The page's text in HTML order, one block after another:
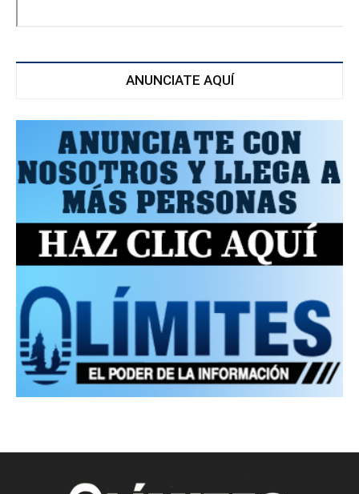
ANUNCIATE AQUÍ